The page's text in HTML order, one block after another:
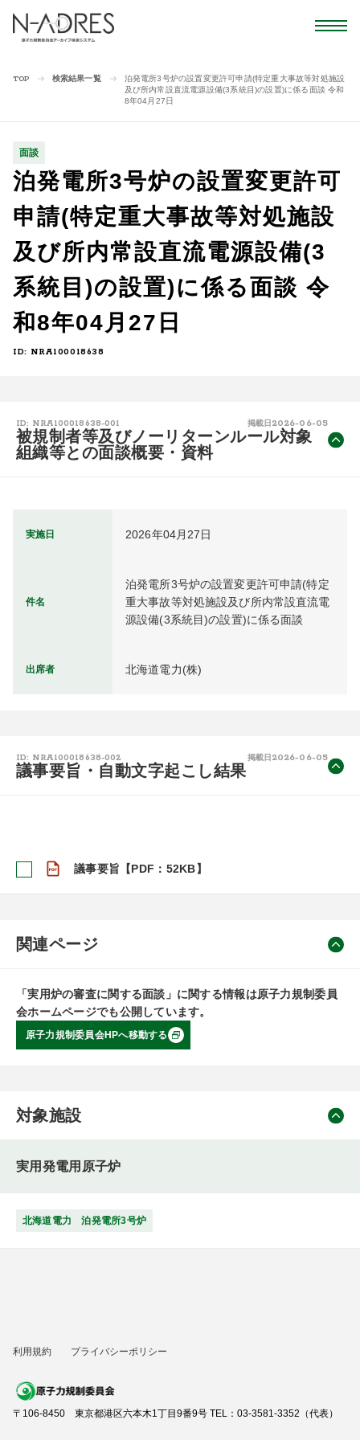
TOP 検索結果一覧
泊発電所3号炉の設置変更許可申請(特定重大事故等対処施設
及び所内常設直流電源設備(3系統目)の設置)に係る面談 令和
8年04月27日
面談
泊発電所3号炉の設置変更許可
申請(特定重大事故等対処施設
及び所内常設直流電源設備(3
系統目)の設置)に係る面談 令
和8年04月27日
ID: NRA100018638
ID: NRA100018638-001 掲載日 2026-06-05
被規制者等及びノーリターンルール対象
組織等との面談概要・資料
実施日 2026年04月27日
件名
泊発電所3号炉の設置変更許可申請(特定
重大事故等対処施設及び所内常設直流電
源設備(3系統目)の設置)に係る面談
出席者 北海道電力(株)
ID: NRA100018638-002 掲載日 2026-06-05
議事要旨・自動文字起こし結果
議事要旨【PDF：52KB】
関連ページ
「実用炉の審査に関する面談」に関する情報は原子力規制委員
会ホームページでも公開しています。
原子力規制委員会HPへ移動する
対象施設
実用発電用原子炉
北海道電力 泊発電所3号炉
利用規約 プライバシーポリシー
〒106-8450 東京都港区六本木1丁目9番9号 TEL：03-3581-3352（代表）